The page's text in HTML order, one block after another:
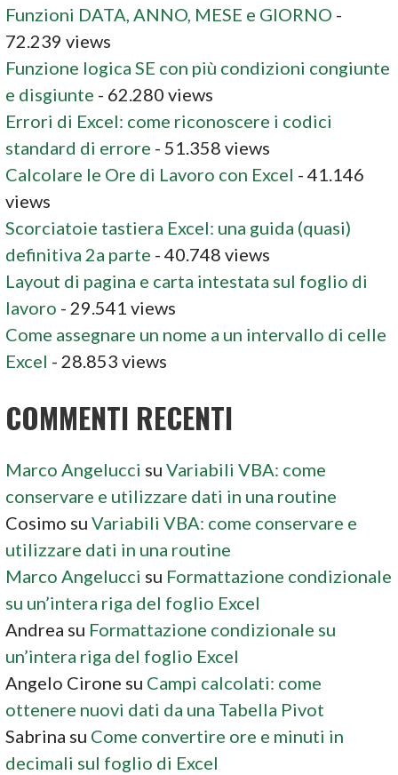
Funzioni DATA, ANNO, MESE e GIORNO -
72.239 views
Funzione logica SE con più condizioni congiunte
e disgiunte - 62.280 views
Errori di Excel: come riconoscere i codici
standard di errore - 51.358 views
Calcolare le Ore di Lavoro con Excel - 41.146
views
Scorciatoie tastiera Excel: una guida (quasi)
definitiva 2a parte - 40.748 views
Layout di pagina e carta intestata sul foglio di
lavoro - 29.541 views
Come assegnare un nome a un intervallo di celle
Excel - 28.853 views
COMMENTI RECENTI
Marco Angelucci suVariabili VBA: come
conservare e utilizzare dati in una routine
Cosimo suVariabili VBA: come conservare e
utilizzare dati in una routine
Marco Angelucci su Formattazione condizionale
su un’intera riga del foglio Excel
Andrea su Formattazione condizionale su
un’intera riga del foglio Excel
Angelo Cirone su Campi calcolati: come
ottenere nuovi dati da una Tabella Pivot
Sabrina su Come convertire ore e minuti in
decimali sul foglio di Excel